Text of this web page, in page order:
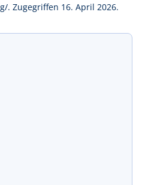
. Zugegriffen 16. April 2026.